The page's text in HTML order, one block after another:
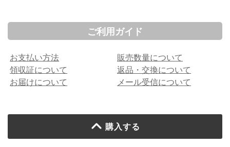
ご利用ガイド
お支払い方法
領収証について
お届けについて
販売数量について
返品・交換について
メール受信について
購入する